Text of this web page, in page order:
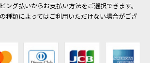
ング払いからお支払い方法をご選択できます。
種類によってはご利用いただけない場合がござ